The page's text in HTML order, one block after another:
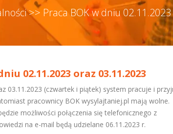
>> Praca BOK w dniu
02.11.2023 oraz 03.11.2023
03.11.2023 (czwartek i piątek) system pracuje i
pracownicy BOK wysylajtaniej.pl mają wolne.
możliwości połączenia się telefonicznego z
na e-mail będą udzielane 06.11.2023 r.